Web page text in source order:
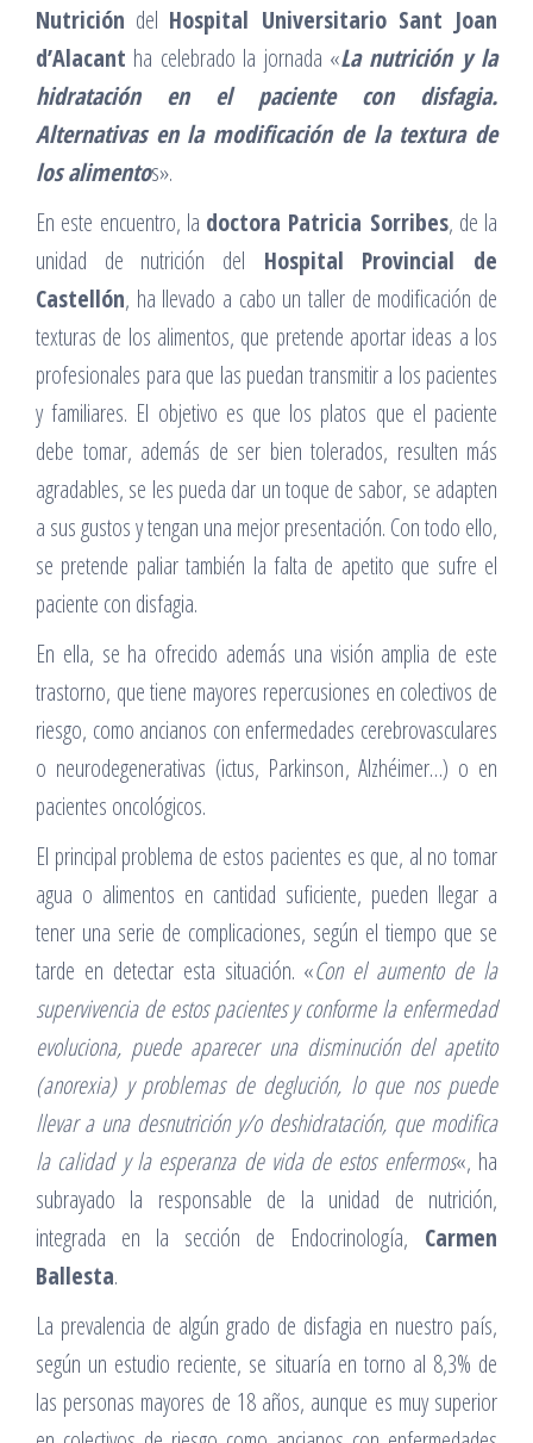
Nutrición del Hospital Universitario Sant Joan
d’Alacant ha celebrado la jornada «La nutrición y la
hidratación en el paciente con disfagia.
Alternativas en la modificación de la textura de
los alimentos».
En este encuentro, la doctora Patricia Sorribes, de la
unidad de nutrición del Hospital Provincial de
Castellón, ha llevado a cabo un taller de modificación de
texturas de los alimentos, que pretende aportar ideas a los
profesionales para que las puedan transmitir a los pacientes
y familiares. El objetivo es que los platos que el paciente
debe tomar, además de ser bien tolerados, resulten más
agradables, se les pueda dar un toque de sabor, se adapten
a sus gustos y tengan una mejor presentación. Con todo ello,
se pretende paliar también la falta de apetito que sufre el
paciente con disfagia.
En ella, se ha ofrecido además una visión amplia de este
trastorno, que tiene mayores repercusiones en colectivos de
riesgo, como ancianos con enfermedades cerebrovasculares
o neurodegenerativas (ictus, Parkinson, Alzhéimer…) o en
pacientes oncológicos.
El principal problema de estos pacientes es que, al no tomar
agua o alimentos en cantidad suficiente, pueden llegar a
tener una serie de complicaciones, según el tiempo que se
tarde en detectar esta situación. «Con el aumento de la
supervivencia de estos pacientes y conforme la enfermedad
evoluciona, puede aparecer una disminución del apetito
(anorexia) y problemas de deglución, lo que nos puede
llevar a una desnutrición y/o deshidratación, que modifica
la calidad y la esperanza de vida de estos enfermos«, ha
subrayado la responsable de la unidad de nutrición,
integrada en la sección de Endocrinología, Carmen
Ballesta.
La prevalencia de algún grado de disfagia en nuestro país,
según un estudio reciente, se situaría en torno al 8,3% de
las personas mayores de 18 años, aunque es muy superior